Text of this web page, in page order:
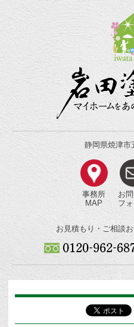
静岡県焼津市
事務所
MAP
お
フ
お見積もり・ご相談